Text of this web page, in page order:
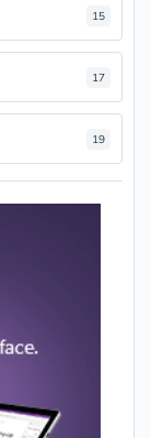
15
17
19